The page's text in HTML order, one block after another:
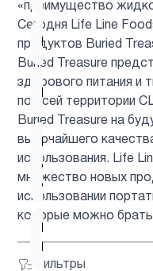
«преимущество
Сегодня Life Line
продуктов Buried
Buried Treasure
здорового питания и
по всей территории
Buried Treasure на
высочайшего
использования. Life
множество новых
использовании
которые можно
Фильтры
Иммунитет 4
Кальции
Кальций
для
детей
1